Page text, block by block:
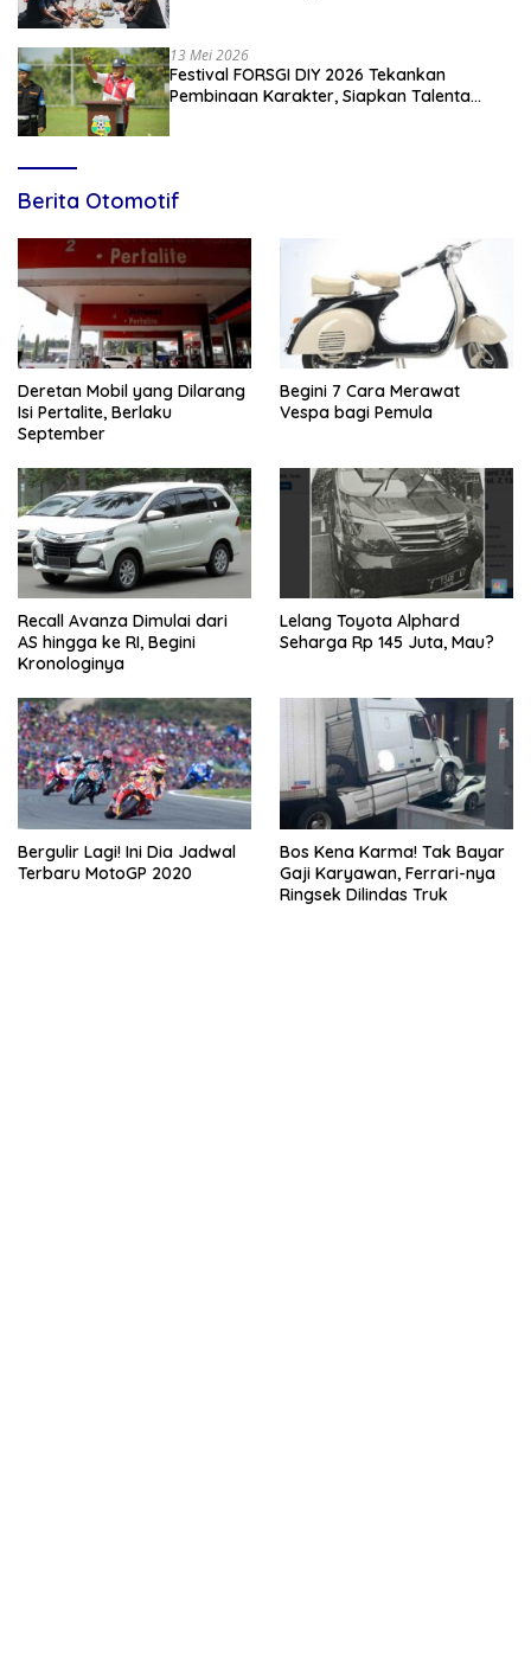
13 Mei 2026
Festival FORSGI DIY 2026 Tekankan
Pembinaan Karakter, Siapkan Talenta
Berita Otomotif
Deretan Mobil yang Dilarang
Isi Pertalite, Berlaku
September
Begini 7 Cara Merawat
Vespa bagi Pemula
Recall Avanza Dimulai dari
AS hingga ke RI, Begini
Kronologinya
Lelang Toyota Alphard
Seharga Rp 145 Juta, Mau?
Bergulir Lagi! Ini Dia Jadwal
Terbaru MotoGP 2020
Bos Kena Karma! Tak Bayar
Gaji Karyawan, Ferrari-nya
Ringsek Dilindas Truk